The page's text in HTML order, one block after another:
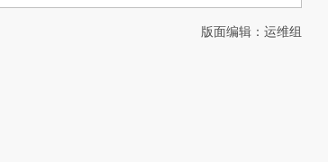
版面编辑：运维组